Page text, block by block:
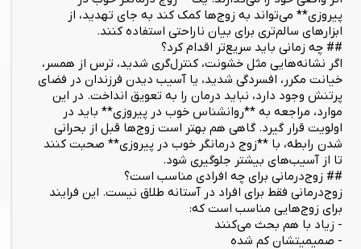
پیروزی** می‌تواند به زوج‌ها کمک کند به جای تهدید، از
ابزارهای سالم‌تری برای بیان ناراحتی استفاده کنند.
## چه زمانی باید سریع‌تر اقدام کرد؟
اگر نشانه‌هایی مثل خشونت، کنترل‌گری شدید، ترس از همسر،
خیانت مکرر، افسردگی شدید، یا آسیب دیدن فرزندان در فضای
پرتنش وجود دارد، نباید درمان را به تعویق انداخت. در این
موارد، مراجعه به **روانشناس خوب در پیروزی** باید در
اولویت قرار گیرد. گاهی هم بهتر است زوج‌ها قبل از بحرانی
شدن رابطه، با **زوج درمانگر خوب در پیروزی** صحبت کنند
تا از آسیب‌های بیشتر جلوگیری شود.
## زوج‌درمانی برای چه افرادی مناسب است؟
زوج‌درمانی فقط برای افراد در آستانه طلاق نیست. این فرایند
برای زوج‌هایی مناسب است که:
- زیاد با هم بحث می‌کنند
- صمیمیتشان کم شده